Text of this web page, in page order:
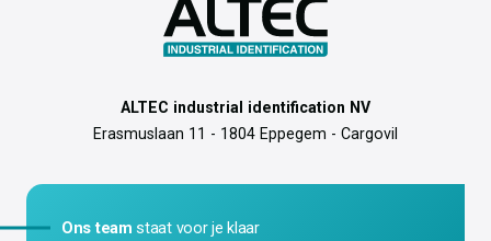
ALTEC industrial identification NV
Erasmuslaan 11 - 1804 Eppegem - Cargovil
Ons team staat voor je klaar